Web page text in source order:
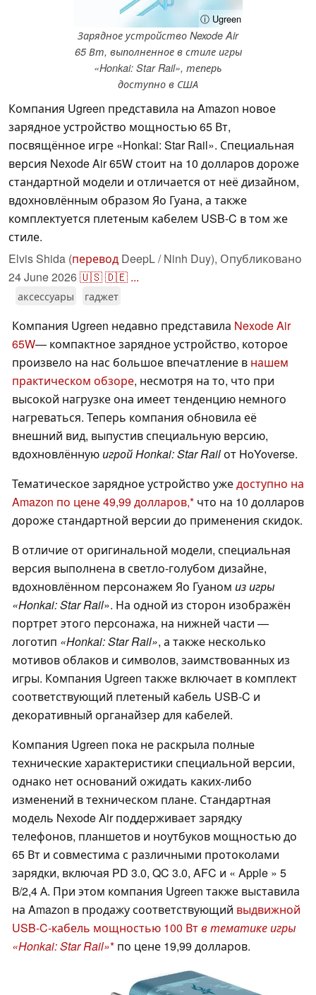
ⓘ Ugreen
Зарядное устройство Nexode Air
65 Вт, выполненное в стиле игры
«Honkai: Star Rail», теперь
доступно в США
Компания Ugreen представила на Amazon новое
зарядное устройство мощностью 65 Вт,
посвящённое игре «Honkai: Star Rail». Специальная
версия Nexode Air 65W стоит на 10 долларов дороже
стандартной модели и отличается от неё дизайном,
вдохновлённым образом Яо Гуана, а также
комплектуется плетеным кабелем USB-C в том же
стиле.
Elvis Shida (перевод DeepL / Ninh Duy), Опубликовано
24 June 2026🇺🇸🇩🇪 ...
аксессуары гаджет
Компания Ugreen недавно представила Nexode Air
65W— компактное зарядное устройство, которое
произвело на нас большое впечатление в нашем
практическом обзоре, несмотря на то, что при
высокой нагрузке она имеет тенденцию немного
нагреваться. Теперь компания обновила её
внешний вид, выпустив специальную версию,
вдохновлённую игрой Honkai: Star Railот HoYoverse.
Тематическое зарядное устройство ужедоступно на
Amazon по цене 49,99 долларов, что на 10 долларов
дороже стандартной версии до применения скидок.
В отличие от оригинальной модели, специальная
версия выполнена в светло-голубом дизайне,
вдохновлённом персонажем Яо Гуаном из игры
«Honkai: Star Rail». На одной из сторон изображён
портрет этого персонажа, на нижней части —
логотип «Honkai: Star Rail», а также несколько
мотивов облаков и символов, заимствованных из
игры. Компания Ugreen также включает в комплект
соответствующий плетеный кабель USB-C и
декоративный органайзер для кабелей.
Компания Ugreen пока не раскрыла полные
технические характеристики специальной версии,
однако нет оснований ожидать каких-либо
изменений в техническом плане. Стандартная
модель Nexode Air поддерживает зарядку
телефонов, планшетов и ноутбуков мощностью до
65 Вт и совместима с различными протоколами
зарядки, включая PD 3.0, QC 3.0, AFC и « Apple » 5
В/2,4 А. При этом компания Ugreen также выставила
на Amazon в продажу соответствующий выдвижной
USB-C-кабель мощностью 100 Втв тематике игры
«Honkai: Star Rail» по цене 19,99 долларов.